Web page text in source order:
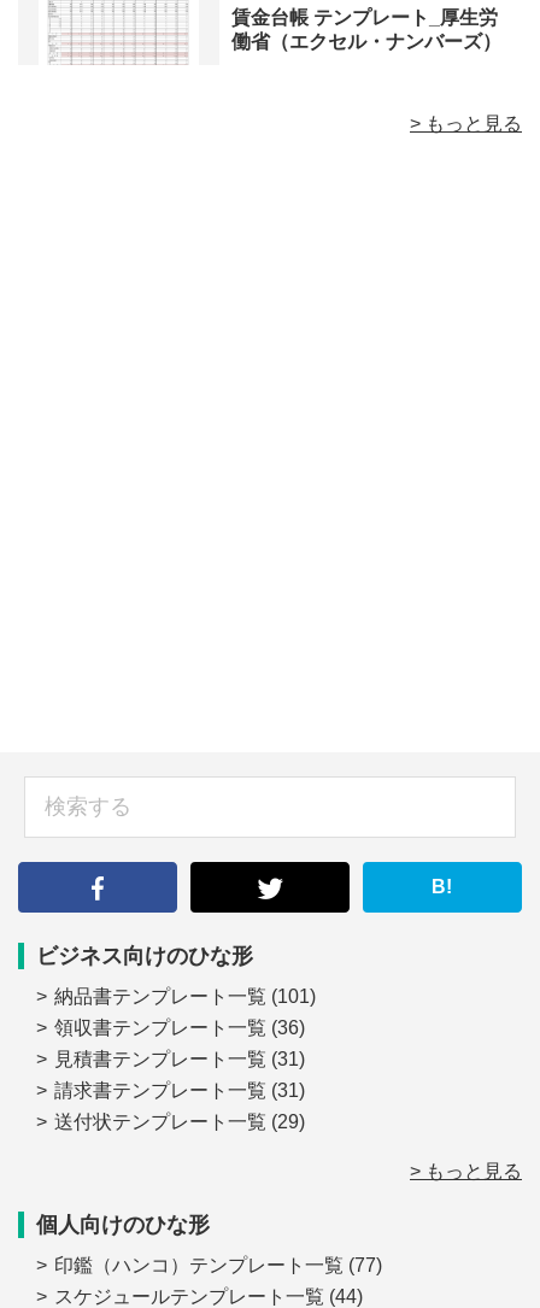
賃金台帳 テンプレート_厚生労
働省（エクセル・ナンバーズ）
> もっと見る
B!
ビジネス向けのひな形
納品書テンプレート一覧 (101)
領収書テンプレート一覧 (36)
見積書テンプレート一覧 (31)
請求書テンプレート一覧 (31)
送付状テンプレート一覧 (29)
> もっと見る
個人向けのひな形
印鑑（ハンコ）テンプレート一覧 (77)
スケジュールテンプレート一覧 (44)